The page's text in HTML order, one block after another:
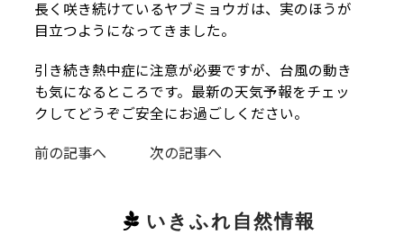
長く咲き続けているヤブミョウガは、実のほうが
目立つようになってきました。
引き続き熱中症に注意が必要ですが、台風の動き
も気になるところです。最新の天気予報をチェッ
クしてどうぞご安全にお過ごしください。
前の記事へ 次の記事へ
いきふれ自然情報